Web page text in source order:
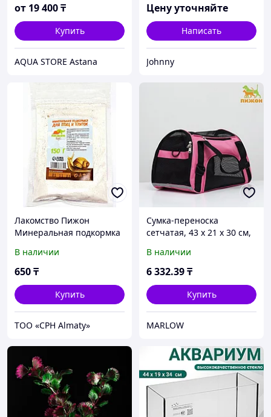
от 19 400₸
Купить
AQUA STORE Astana
Цену уточняйте
Написать
Johnny
Лакомство Пижон
Минеральная подкормка
В наличии
650₸
Купить
ТОО «CPH Almaty»
Сумка-переноска
сетчатая, 43 х 21 х 30 см,
В наличии
6 332.39₸
Купить
MARLOW